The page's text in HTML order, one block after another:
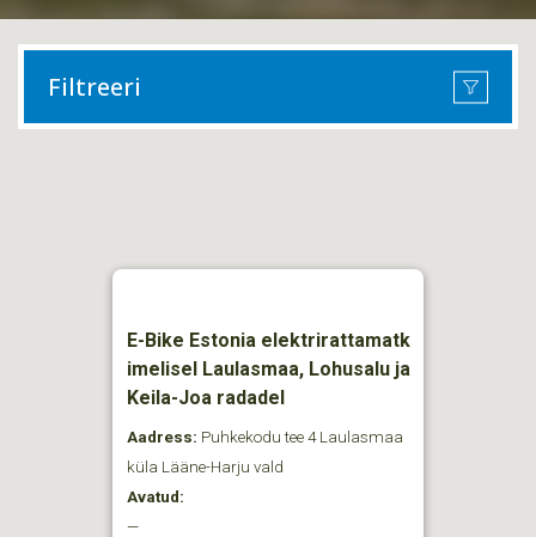
Filtreeri
E-Bike Estonia elektrirattamatk
imelisel Laulasmaa, Lohusalu ja
Keila-Joa radadel
Aadress: Puhkekodu tee 4 Laulasmaa
küla Lääne-Harju vald
Avatud:
—